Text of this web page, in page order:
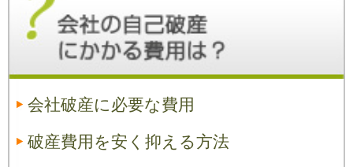
会社破産に必要な費用
破産費用を安く抑える方法